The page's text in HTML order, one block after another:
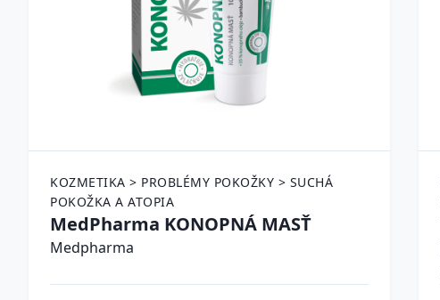
KOZMETIKA > PROBLÉMY POKOŽKY > SUCHÁ
POKOŽKA A ATOPIA
MedPharma KONOPNÁ MASŤ
Medpharma